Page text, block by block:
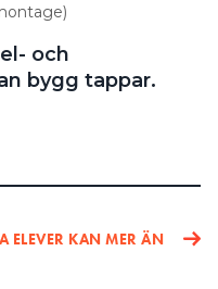
och
bygg tappar.
ELEVER KAN MER ÄN